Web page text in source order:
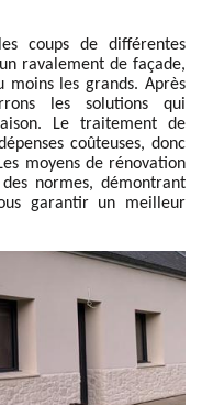
coups de différentes
ravalement de façade,
moins les grands. Après
les solutions qui
Le traitement de
coûteuses, donc
moyens de rénovation
normes, démontrant
garantir un meilleur